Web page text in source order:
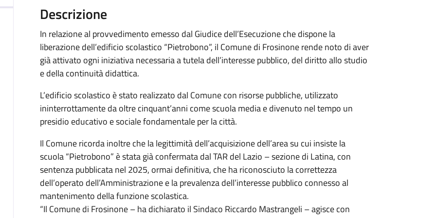
Descrizione
In relazione al provvedimento emesso dal Giudice dell’Esecuzione che dispone la
liberazione dell’edificio scolastico “Pietrobono”, il Comune di Frosinone rende noto di aver
già attivato ogni iniziativa necessaria a tutela dell’interesse pubblico, del diritto allo studio
e della continuità didattica.
L’edificio scolastico è stato realizzato dal Comune con risorse pubbliche, utilizzato
ininterrottamente da oltre cinquant’anni come scuola media e divenuto nel tempo un
presidio educativo e sociale fondamentale per la città.
Il Comune ricorda inoltre che la legittimità dell’acquisizione dell’area su cui insiste la
scuola “Pietrobono” è stata già confermata dal TAR del Lazio – sezione di Latina, con
sentenza pubblicata nel 2025, ormai definitiva, che ha riconosciuto la correttezza
dell’operato dell’Amministrazione e la prevalenza dell’interesse pubblico connesso al
mantenimento della funzione scolastica.
“Il Comune di Frosinone – ha dichiarato il Sindaco Riccardo Mastrangeli – agisce con